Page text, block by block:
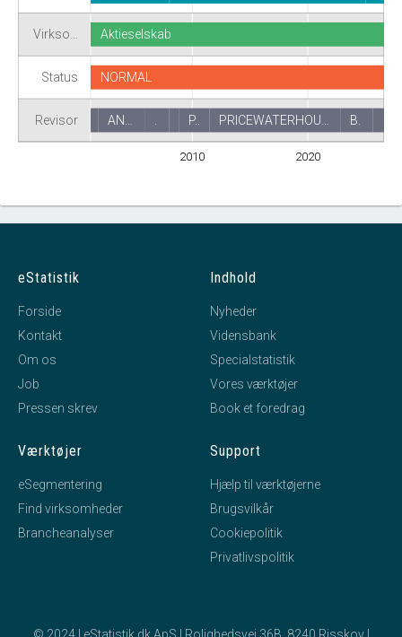
Virkso…
Status
Revisor
2010 2020
Aktieselskab
NORMAL
P..
AN… B.
PRICEWATERHOU…
eStatistik
Forside
Kontakt
Om os
Job
Pressen skrev
Indhold
Nyheder
Vidensbank
Specialstatistik
Vores værktøjer
Book et foredrag
Værktøjer
eSegmentering
Find virksomheder
Brancheanalyser
Support
Hjælp til værktøjerne
Brugsvilkår
Cookiepolitik
Privatlivspolitik